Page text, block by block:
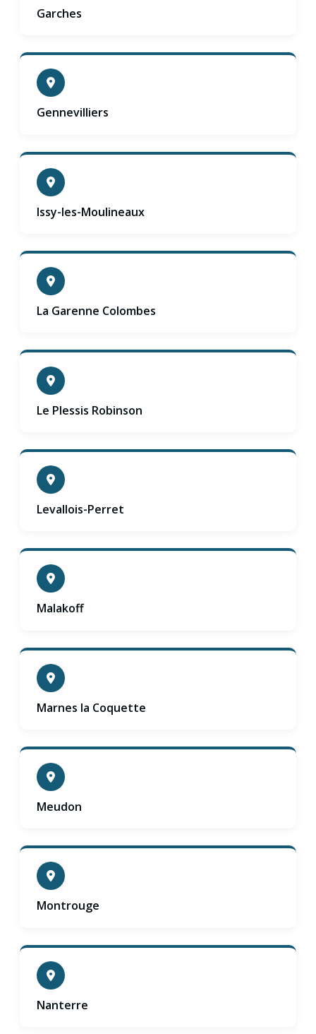
Garches
Gennevilliers
Issy-les-Moulineaux
La Garenne Colombes
Le Plessis Robinson
Levallois-Perret
Malakoff
Marnes la Coquette
Meudon
Montrouge
Nanterre